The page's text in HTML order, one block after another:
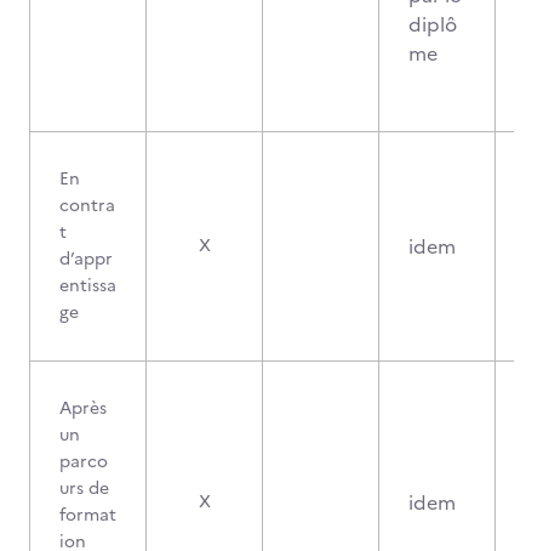
diplô
me
En
contra
t
d’appr
entissa
ge
X idem
Après
un
parco
urs de
format
ion
X idem